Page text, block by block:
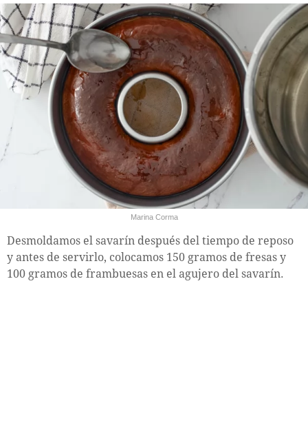
Marina Corma
Desmoldamos el savarín después del tiempo de reposo
y antes de servirlo, colocamos 150 gramos de fresas y
100 gramos de frambuesas en el agujero del savarín.